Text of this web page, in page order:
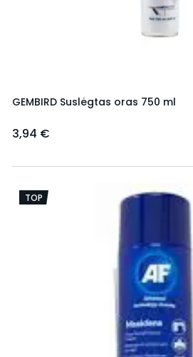
GEMBIRD Suslėgtas oras 750 ml
3,94 €
TOP